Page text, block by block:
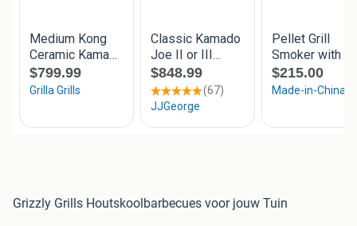
Grizzly Grills Houtskoolbarbecues voor jouw Tuin